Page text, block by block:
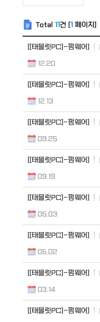
Total 11건 [1페이지]
[[태블릿PC]-펌웨어]
12.20
[[태블릿PC]-펌웨어]
12.13
[[태블릿PC]-펌웨어]
09.25
[[태블릿PC]-펌웨어]
09.19
[[태블릿PC]-펌웨어]
05.03
[[태블릿PC]-펌웨어]
05.02
[[태블릿PC]-펌웨어]
03.14
[[태블릿PC]-펌웨어]